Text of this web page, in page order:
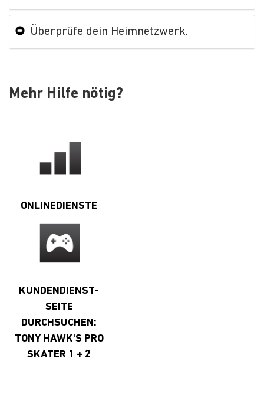
Überprüfe dein Heimnetzwerk.
Mehr Hilfe nötig?
ONLINEDIENSTE
KUNDENDIENST-
SEITE
DURCHSUCHEN:
TONY HAWK'S PRO
SKATER 1 + 2